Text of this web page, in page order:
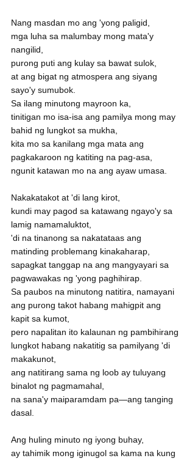
Nang masdan mo ang 'yong paligid,
mga luha sa malumbay mong mata'y
nangilid,
purong puti ang kulay sa bawat sulok,
at ang bigat ng atmospera ang siyang
sayo'y sumubok.
Sa ilang minutong mayroon ka,
tinitigan mo isa-isa ang pamilya mong may
bahid ng lungkot sa mukha,
kita mo sa kanilang mga mata ang
pagkakaroon ng katiting na pag-asa,
ngunit katawan mo na ang ayaw umasa.
Nakakatakot at 'di lang kirot,
kundi may pagod sa katawang ngayo'y sa
lamig namamaluktot,
'di na tinanong sa nakatataas ang
matinding problemang kinakaharap,
sapagkat tanggap na ang mangyayari sa
pagwawakas ng 'yong paghihirap.
Sa paubos na minutong natitira, namayani
ang purong takot habang mahigpit ang
kapit sa kumot,
pero napalitan ito kalaunan ng pambihirang
lungkot habang nakatitig sa pamilyang 'di
makakunot,
ang natitirang sama ng loob ay tuluyang
binalot ng pagmamahal,
na sana'y maiparamdam pa—ang tanging
dasal.
Ang huling minuto ng iyong buhay,
ay tahimik mong iginugol sa kama na kung